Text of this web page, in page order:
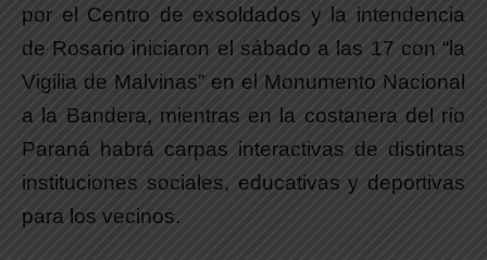
por el Centro de exsoldados y la intendencia
de Rosario iniciaron el sábado a las 17 con “la
Vigilia de Malvinas” en el Monumento Nacional
a la Bandera, mientras en la costanera del río
Paraná habrá carpas interactivas de distintas
instituciones sociales, educativas y deportivas
para los vecinos.